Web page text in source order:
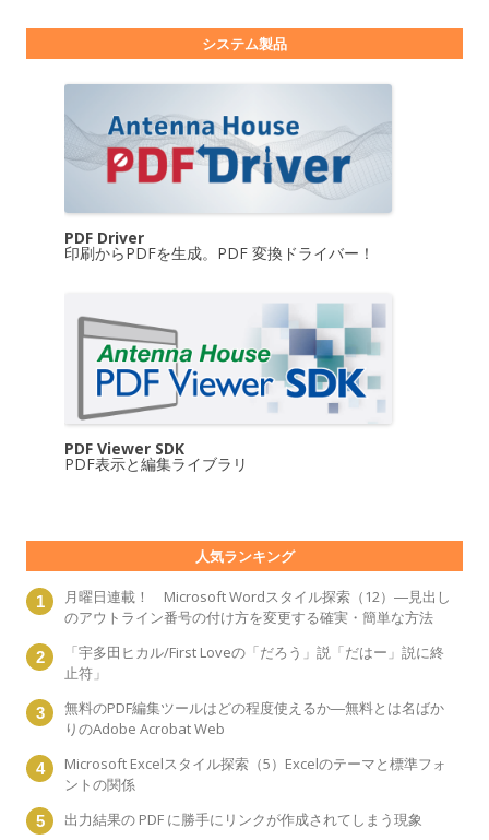
システム製品
PDF Driver
印刷からPDFを生成。PDF 変換ドライバー！
PDF Viewer SDK
PDF表示と編集ライブラリ
人気ランキング
月曜日連載！ Microsoft Wordスタイル探索（12）―見出し
のアウトライン番号の付け方を変更する確実・簡単な方法
「宇多田ヒカル/First Loveの「だろう」説「だはー」説に終
止符」
無料のPDF編集ツールはどの程度使えるか―無料とは名ばか
りのAdobe Acrobat Web
Microsoft Excelスタイル探索（5）Excelのテーマと標準フォ
ントの関係
出力結果の PDF に勝手にリンクが作成されてしまう現象